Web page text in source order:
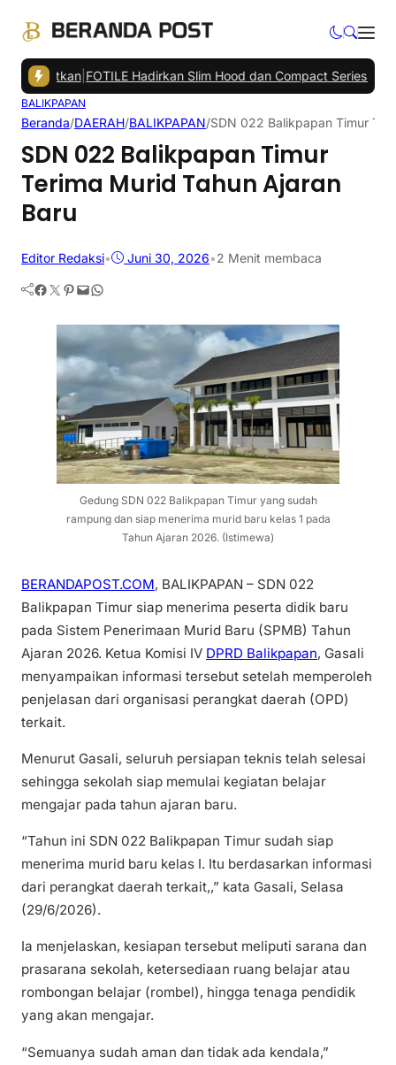
| FOTILE Hadirkan Slim Hood dan Compact Series di
BALIKPAPAN
Beranda/DAERAH/BALIKPAPAN/SDN 022 Balikpapan Timur
SDN 022 Balikpapan Timur
Terima Murid Tahun Ajaran
Baru
Editor Redaksi• Juni 30, 2026•2 Menit membaca
Facebook Twitter Pinterest Mail WhatsApp
Gedung SDN 022 Balikpapan Timur yang sudah
rampung dan siap menerima murid baru kelas 1 pada
Tahun Ajaran 2026. (Istimewa)
BERANDAPOST.COM, BALIKPAPAN – SDN 022
Balikpapan Timur siap menerima peserta didik baru
pada Sistem Penerimaan Murid Baru (SPMB) Tahun
Ajaran 2026. Ketua Komisi IV DPRD Balikpapan, Gasali
menyampaikan informasi tersebut setelah memperoleh
penjelasan dari organisasi perangkat daerah (OPD)
terkait.
Menurut Gasali, seluruh persiapan teknis telah selesai
sehingga sekolah siap memulai kegiatan belajar
mengajar pada tahun ajaran baru.
“Tahun ini SDN 022 Balikpapan Timur sudah siap
menerima murid baru kelas I. Itu berdasarkan informasi
dari perangkat daerah terkait,,” kata Gasali, Selasa
(29/6/2026).
Ia menjelaskan, kesiapan tersebut meliputi sarana dan
prasarana sekolah, ketersediaan ruang belajar atau
rombongan belajar (rombel), hingga tenaga pendidik
yang akan mengajar.
“Semuanya sudah aman dan tidak ada kendala,”